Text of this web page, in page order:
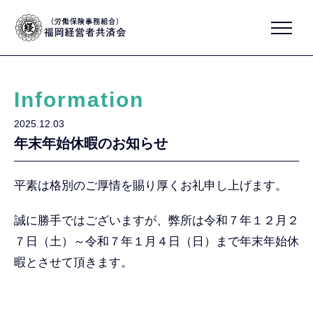
Information
2025.12.03
年末年始休暇のお知らせ
平素は格別のご厚情を賜り厚くお礼申し上げます。
誠に勝手ではございますが、弊所は令和７年１２月２
７日（土）～令和７年１月４日（日）まで年末年始休
暇とさせて頂きます。